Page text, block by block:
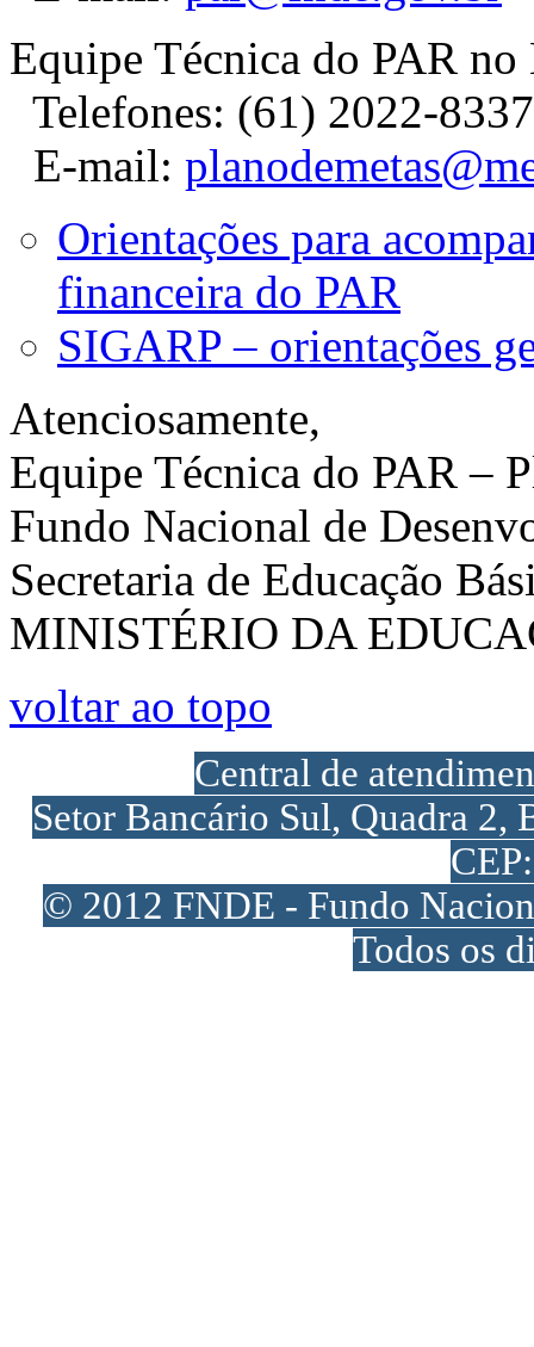
Equipe Técnica do PAR
Telefones: (61) 2022-
E-mail:
Orientações para
financeira do PAR
SIGARP – orientações
Atenciosamente,
Equipe Técnica do PAR –
Fundo Nacional de
Secretaria de Educação
MINISTÉRIO DA
voltar ao topo
Central de
Setor Bancário Sul, Quadra
© 2012 FNDE - Fundo
Todos os